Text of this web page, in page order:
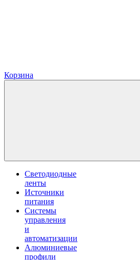
Корзина
Светодиодные
ленты
Источники
питания
Системы
управления
и
автоматизации
Алюминиевые
профили